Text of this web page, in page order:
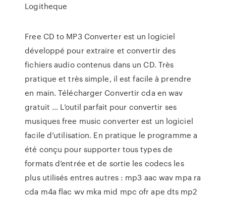
Logitheque
Free CD to MP3 Converter est un logiciel
développé pour extraire et convertir des
fichiers audio contenus dans un CD. Très
pratique et très simple, il est facile à prendre
en main. Télécharger Convertir cda en wav
gratuit ... L’outil parfait pour convertir ses
musiques free music converter est un logiciel
facile d’utilisation. En pratique le programme a
été conçu pour supporter tous types de
formats d’entrée et de sortie les codecs les
plus utilisés entres autres : mp3 aac wav mpa ra
cda m4a flac wv mka mid mpc ofr ape dts mp2